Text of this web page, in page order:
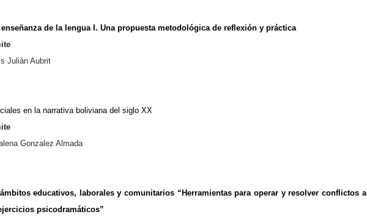
de la lengua I. Una propuesta metodológica de reflexión y práctica
Julián Aubrit
en la narrativa boliviana del siglo XX
Gonzalez Almada
educativos, laborales y comunitarios “Herramientas para operar y resolver conflictos a
psicodramáticos”